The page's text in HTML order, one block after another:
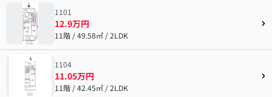
1101
12.9万円
11階 / 49.58㎡ / 2LDK
1104
11.05万円
11階 / 42.45㎡ / 2LDK